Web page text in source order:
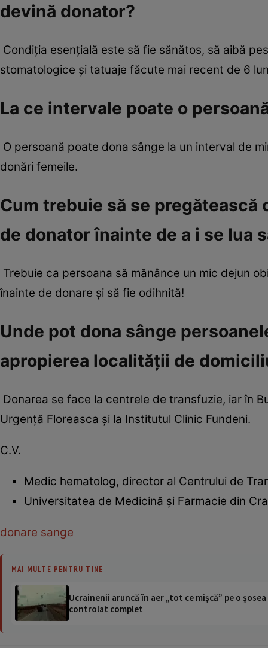
devină donator?
Condiţia esenţială este să fie sănătos, să aibă
stomatologice şi tatuaje făcute mai recent de 6
La ce intervale poate o
O persoană poate dona sânge la un interval de
donări femeile.
Cum trebuie să se
de donator înainte de a i se lua
Trebuie ca persoana să mănânce un mic dejun
înainte de donare şi să fie odihnită!
Unde pot dona sânge
apropierea localităţii de
Donarea se face la centrele de transfuzie, iar în
Urgenţă Floreasca şi la Institutul Clinic Fundeni.
C.V.
Medic hematolog, director al Centrului de
Universitatea de Medicină şi Farmacie din
donare sange
MAI MULTE PENTRU TINE
Ucrainenii aruncă în aer „tot ce mișcă” pe o
controlat complet